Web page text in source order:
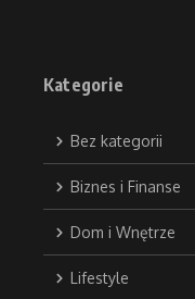
Kategorie
Bez kategorii
Biznes i Finanse
Dom i Wnętrze
Lifestyle